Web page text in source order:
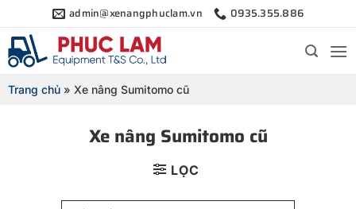
qua
nội
dung
admin@xenangphuclam.vn 0935.355.886
Trang chủ » Xe nâng Sumitomo cũ
Xe nâng Sumitomo cũ
LỌC